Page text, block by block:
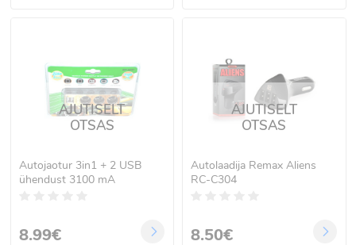
AJUTISELT
OTSAS
Autojaotur 3in1 + 2 USB
ühendust 3100 mA
8.99€
AJUTISELT
OTSAS
Autolaadija Remax Aliens
RC-C304
8.50€